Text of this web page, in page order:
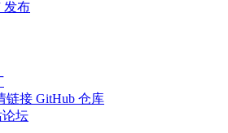
发布
链接 GitHub 仓库
论坛